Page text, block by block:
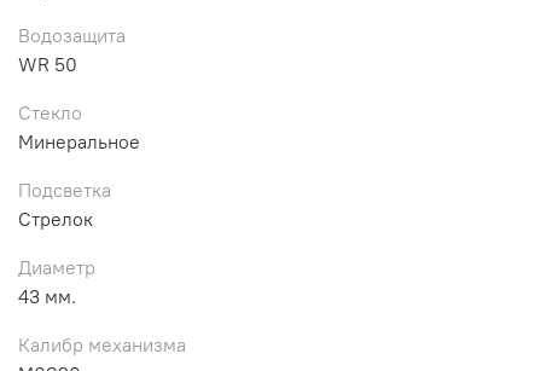
Водозащита
WR 50
Стекло
Минеральное
Подсветка
Стрелок
Диаметр
43 мм.
Калибр механизма